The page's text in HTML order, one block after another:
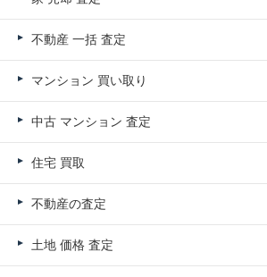
不動産 一括 査定
マンション 買い取り
中古 マンション 査定
住宅 買取
不動産の査定
土地 価格 査定